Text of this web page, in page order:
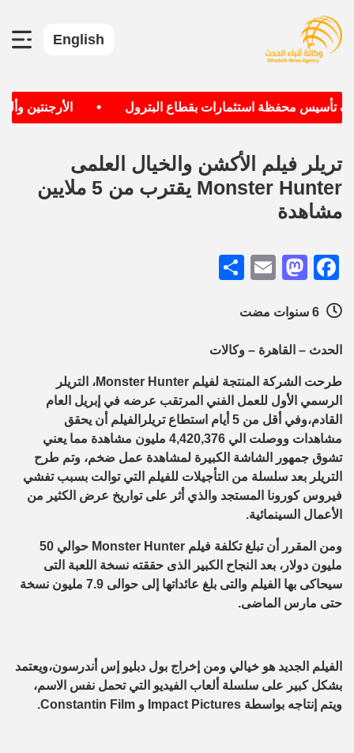
English
تأسيس محفظة استثمارات بقطاع البترول الأرجنتين
تريلر فيلم الأكشن والخيال العلمى
Monster Hunter يقترب من 5 ملايين
مشاهدة
Facebook
Mastodon
Email
الحدث – القاهرة – وكالات
طرحت الشركة المنتجة لفيلم Monster Hunter، التريلر
الرسمي الأول للعمل الفني المرتقب عرضه في إبريل العام
القادم،وفي أقل من 5 أيام استطاع تريلرالفيلم أن يحقق
مشاهدات ووصلت الي 4,420,376 مليون مشاهدة مما يعني
تشوق جمهور الشاشة الكبيرة لمشاهدة عمل ضخم، وتم طرح
التريلر بعد سلسلة من التأجيلات للفيلم التي توالت بسبب تفشي
فيروس كورونا المستجد والذي أثر على تواريخ عرض الكثير من
الأعمال السينمائية.
ومن المقرر أن تبلغ تكلفة فيلم Monster Hunter حوالي 50
مليون دولار، بعد النجاح الكبير الذى حققته نسخة اللعبة التى
سيحاكى بها الفيلم والتى بلغ عائداتها إلى حوالى 7.9 مليون نسخة
حتى مارس الماضى.
الفيلم الجديد هو خيالي ومن إخراج بول دبليو إس أندرسون،ويعتمد
بشكل كبير على سلسلة ألعاب الفيديو التي تحمل نفس الاسم،
ويتم إنتاجه بواسطة Impact Pictures و Constantin Film.